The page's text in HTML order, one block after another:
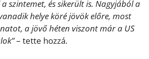
szintemet, és sikerült is. Nagyjából a
helye köré jövök előre, most
a jövő héten viszont már a US
– tette hozzá.